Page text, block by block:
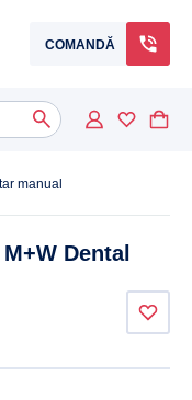
COMANDĂ
use up and down
manual
Dental